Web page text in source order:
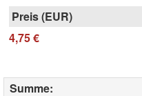
4,75 €
Summe: